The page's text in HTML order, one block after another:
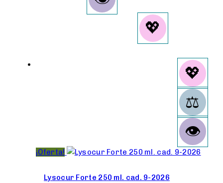
¡Oferta!
Lysocur Forte 250 ml. cad. 9-2026